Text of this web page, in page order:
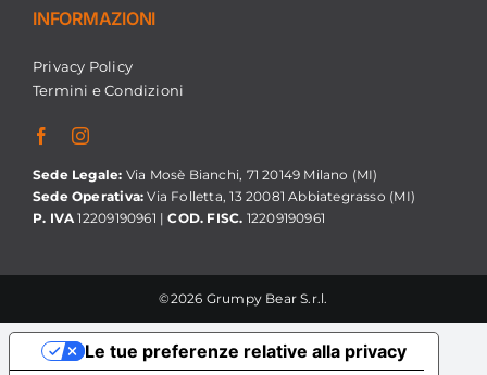
INFORMAZIONI
Privacy Policy
Termini e Condizioni
Sede Legale: Via Mosè Bianchi, 71 20149 Milano (MI)
Sede Operativa: Via Folletta, 13 20081 Abbiategrasso (MI)
P. IVA 12209190961 |COD. FISC. 12209190961
©2026 Grumpy Bear S.r.l.
Le tue preferenze relative alla privacy